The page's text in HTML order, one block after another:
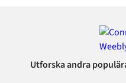
Utforska andra